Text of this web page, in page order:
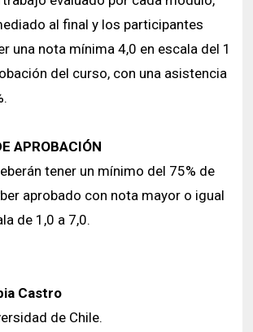
al final y los participantes
una nota mínima 4,0 en escala del 1
del curso, con una asistencia
APROBACIÓN
tener un mínimo del 75% de
aprobado con nota mayor o igual
de 1,0 a 7,0.
Castro
de Chile.